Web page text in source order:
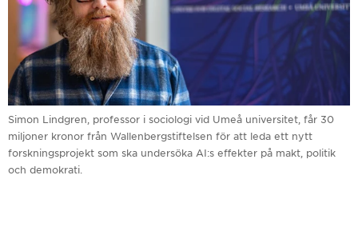
Simon Lindgren, professor i sociologi vid Umeå universitet, får 30
miljoner kronor från Wallenbergstiftelsen för att leda ett nytt
forskningsprojekt som ska undersöka AI:s effekter på makt, politik
och demokrati.